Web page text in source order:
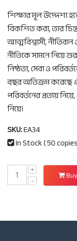
শিক্ষার মূল উদ্দেশ্য
বিকশিত করা, তার
আত্মবিশ্বাসী,
নীতিকে সামনে নিয়ে
নিষ্ঠতা, সেবা ও
বছর অতিক্রম করেছে
পরিবর্তনের প্রত্যয়
নিয়ে।
SKU:EA34
In Stock ( 50